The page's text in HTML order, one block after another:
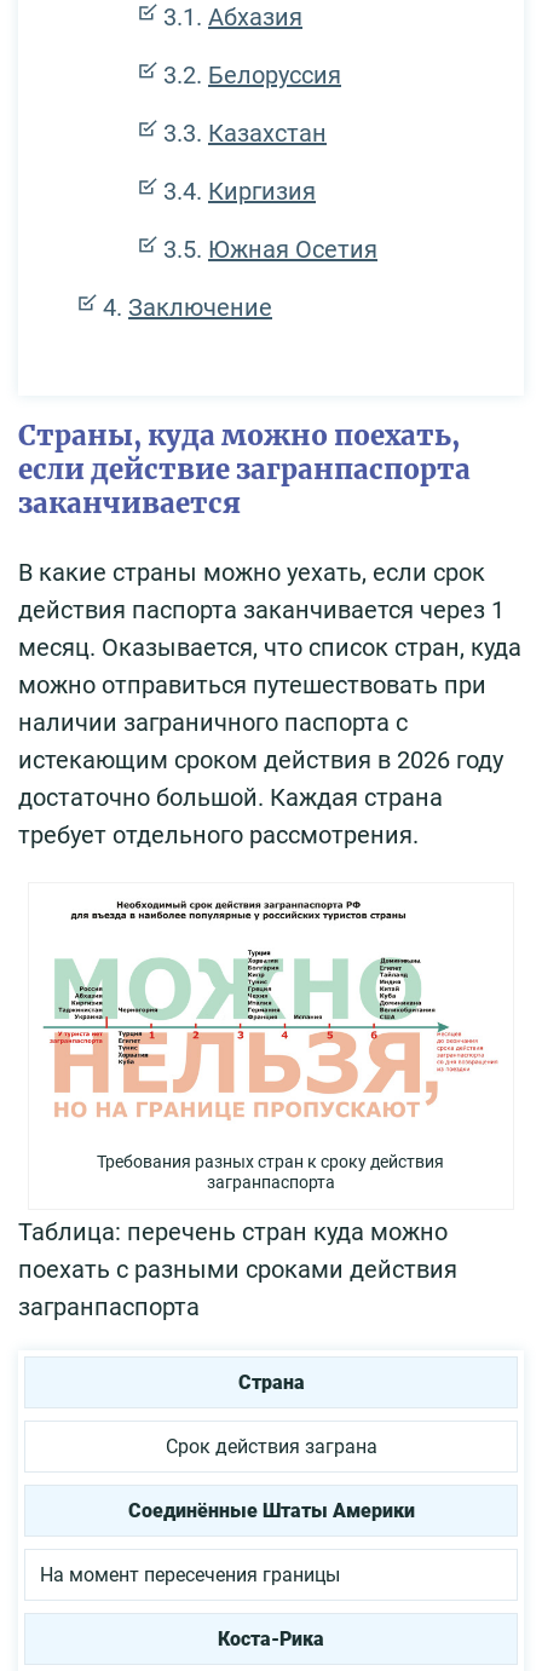
Абхазия
Белоруссия
Казахстан
Киргизия
Южная Осетия
Заключение
Страны, куда можно поехать,
если действие загранпаспорта
заканчивается
В какие страны можно уехать, если срок
действия паспорта заканчивается через 1
месяц. Оказывается, что список стран, куда
можно отправиться путешествовать при
наличии заграничного паспорта с
истекающим сроком действия в 2026 году
достаточно большой. Каждая страна
требует отдельного рассмотрения.
Требования разных стран к сроку действия
загранпаспорта
Таблица: перечень стран куда можно
поехать с разными сроками действия
загранпаспорта
Страна
Срок действия заграна
Соединённые Штаты Америки
На момент пересечения границы
Коста-Рика